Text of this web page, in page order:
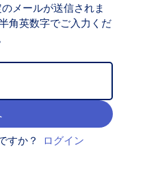
メールが送信されま
角英数字でご入力くだ
すか？ ログイン